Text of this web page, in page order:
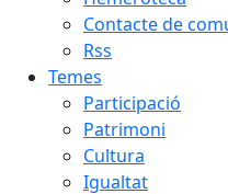
Contacte de
Rss
Temes
Participació
Patrimoni
Cultura
Igualtat